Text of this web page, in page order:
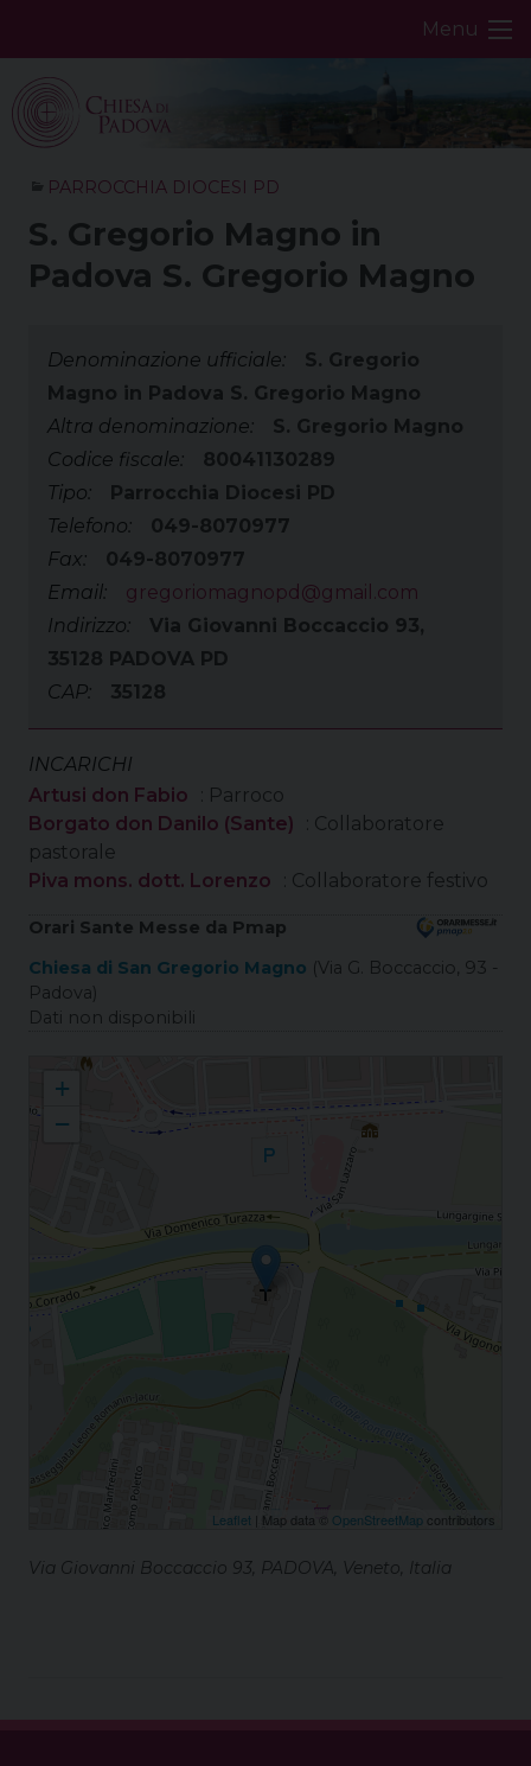
Menu
PARROCCHIA DIOCESI PD
S. Gregorio Magno in
Padova S. Gregorio Magno
Denominazione ufficiale:
S. Gregorio
Magno in Padova S. Gregorio Magno
Altra denominazione:
S. Gregorio Magno
Codice fiscale:
80041130289
Tipo:
Parrocchia Diocesi PD
Telefono:
049-8070977
Fax:
049-8070977
Email:
gregoriomagnopd@gmail.com
Indirizzo:
Via Giovanni Boccaccio 93,
35128 PADOVA PD
CAP:
35128
INCARICHI
Artusi don Fabio
: Parroco
Borgato don Danilo (Sante)
: Collaboratore
pastorale
Piva mons. dott. Lorenzo
: Collaboratore festivo
Orari Sante Messe da Pmap
Chiesa di San Gregorio Magno (Via G. Boccaccio, 93 -
Padova)
Dati non disponibili
S. Gregorio Magno in Padova S. Gregorio Magno
+
−
Leaflet | Map data © OpenStreetMap contributors
Via Giovanni Boccaccio 93, PADOVA, Veneto, Italia